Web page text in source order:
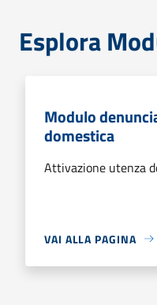
Esplora
Modulo
domestica
Attivazione utenza
VAI ALLA PAGINA